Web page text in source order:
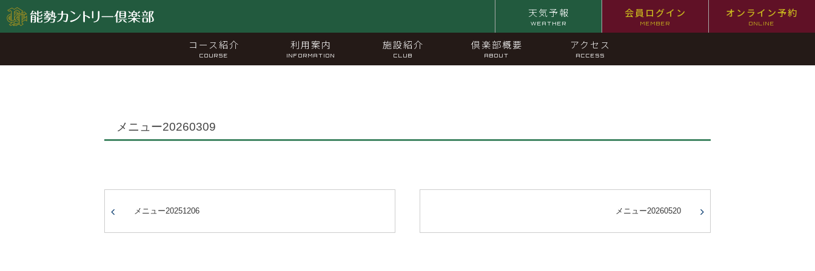
天気予報
WEATHER
会員ログイン
MEMBER
オンライン予約
ONLINE
コース紹介
COURSE
利用案内
INFORMATION
施設紹介
CLUB
倶楽部概要
ABOUT
アクセス
ACCESS
メニュー20260309
メニュー20251206 メニュー20260520